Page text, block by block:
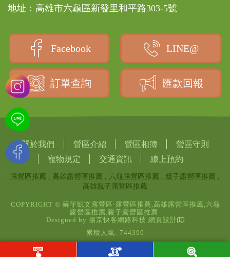
地址：高雄市六龜區新發里和平路303-5號
Facebook LINE@
訂單查詢 匯款回報
關於我們 營區介紹 營區相簿
營區守則
寵物規定
交通資訊 線上預約
露營區推薦 高雄露營區推薦 六龜露營區推薦
親子露營區推薦
高雄親子露營區推薦
COPYRIGHT © 蘇菲凱文露營區-露營區推薦,高雄露營區推薦,六龜
露營區推薦,親子露營區推薦.
Designed by 揚京快客網路科技 網頁設計
累積人氣: 744390